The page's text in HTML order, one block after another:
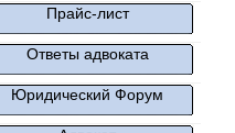
Прайс-лист
Ответы адвоката
Юридический Форум